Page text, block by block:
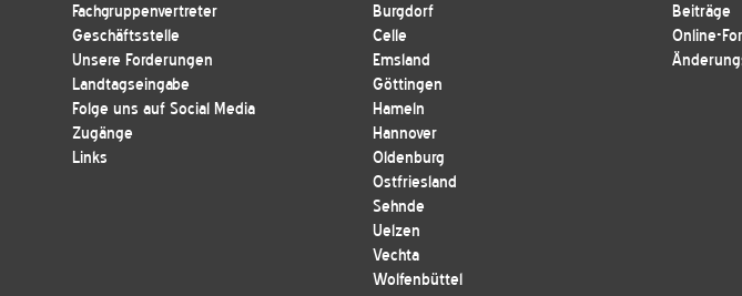
Fachgruppenvertreter
Geschäftsstelle
Unsere Forderungen
Landtagseingabe
Folge uns auf Social Media
Zugänge
Links
Burgdorf
Celle
Emsland
Göttingen
Hameln
Hannover
Oldenburg
Ostfriesland
Sehnde
Uelzen
Vechta
Wolfenbüttel
Beiträge
Online-